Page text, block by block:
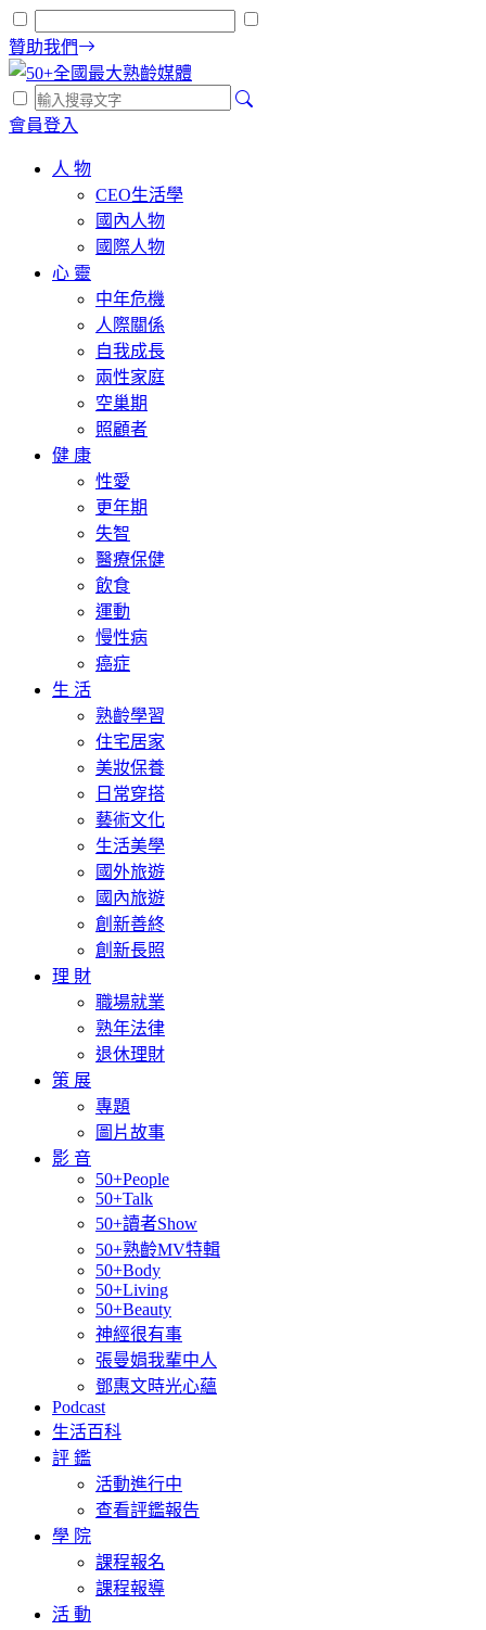
贊助我們
會員登入
人 物
CEO生活學
國內人物
國際人物
心 靈
中年危機
人際關係
自我成長
兩性家庭
空巢期
照顧者
健 康
性愛
更年期
失智
醫療保健
飲食
運動
慢性病
癌症
生 活
熟齡學習
住宅居家
美妝保養
日常穿搭
藝術文化
生活美學
國外旅遊
國內旅遊
創新善終
創新長照
理 財
職場就業
熟年法律
退休理財
策 展
專題
圖片故事
影 音
50+People
50+Talk
50+讀者Show
50+熟齡MV特輯
50+Body
50+Living
50+Beauty
神經很有事
張曼娟我輩中人
鄧惠文時光心蘊
Podcast
生活百科
評 鑑
活動進行中
查看評鑑報告
學 院
課程報名
課程報導
活 動